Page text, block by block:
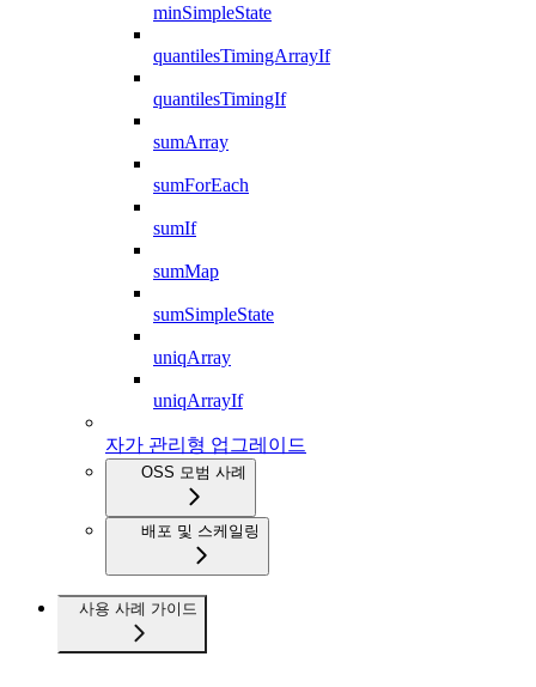
minSimpleState
quantilesTimingArrayIf
quantilesTimingIf
sumArray
sumForEach
sumIf
sumMap
sumSimpleState
uniqArray
uniqArrayIf
자가 관리형 업그레이드
OSS 모범 사례
배포 및 스케일링
사용 사례 가이드